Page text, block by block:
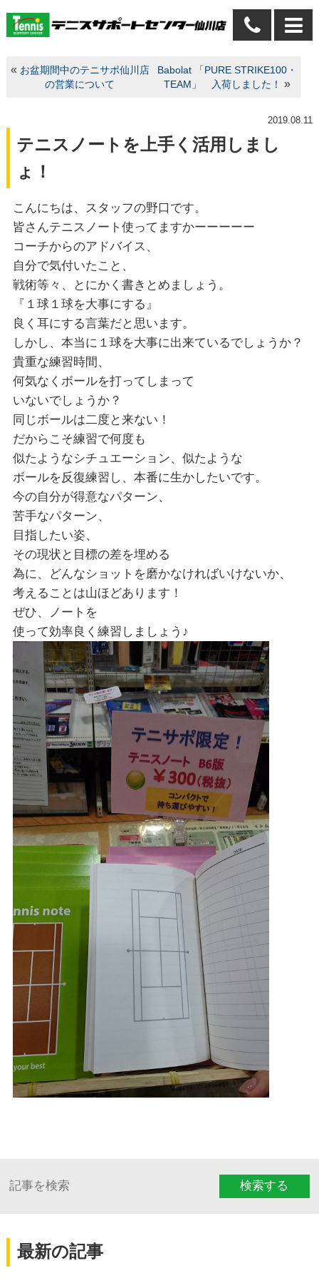
« お盆期間中のテニサポ仙川店
の営業について
Babolat 「PURE STRIKE100・
TEAM」 入荷しました！
»
2019.08.11
テニスノートを上手く活用しまし
ょ！
こんにちは、スタッフの野口です。
皆さんテニスノート使ってますかーーーーー
コーチからのアドバイス、
自分で気付いたこと、
戦術等々、とにかく書きとめましょう。
『１球１球を大事にする』
良く耳にする言葉だと思います。
しかし、本当に１球を大事に出来ているでしょうか？
貴重な練習時間、
何気なくボールを打ってしまって
いないでしょうか？
同じボールは二度と来ない！
だからこそ練習で何度も
似たようなシチュエーション、似たような
ボールを反復練習し、本番に生かしたいです。
今の自分が得意なパターン、
苦手なパターン、
目指したい姿、
その現状と目標の差を埋める
為に、どんなショットを磨かなければいけないか、
考えることは山ほどあります！
ぜひ、ノートを
使って効率良く練習しましょう♪
検索する
最新の記事